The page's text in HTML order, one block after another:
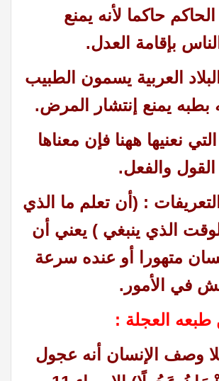
حاكما لأنه يمنع
بإقامة العدل.
العربية يسمون الطبيب
بطبه يمنع إنتشار المرض.
نعنيها ههنا فإن معناها
القول والفعل.
: (أن تعلم ما الذي
الذي ينبغي ) يعني أن
متهورا أو عنده سرعة
في الأمور.
طبعه العجلة :
وصف الإنسان أنه عجول